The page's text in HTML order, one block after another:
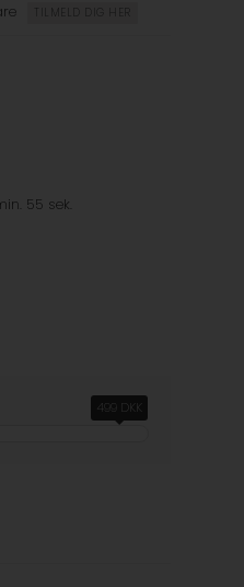
TILMELD DIG HER
54 sek.
499 DKK